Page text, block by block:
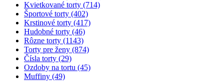
Kvietkované torty (714)
Športové torty (402)
Krstinové torty (417)
Hudobné torty (46)
Rôzne torty (1143)
Torty pre ženy (874)
Čísla torty (29)
Ozdoby na tortu (45)
Muffiny (49)